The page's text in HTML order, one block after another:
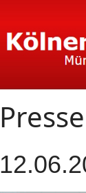
Presse